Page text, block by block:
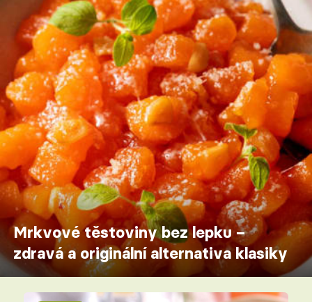
Mrkvové těstoviny bez lepku –
zdravá a originální alternativa klasiky